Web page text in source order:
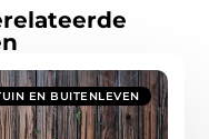
EN BUITENLEVEN